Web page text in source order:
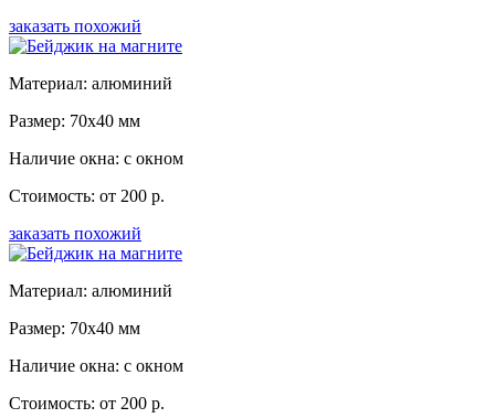
заказать похожий
Материал: алюминий
Размер: 70x40 мм
Наличие окна: с окном
Стоимость: от 200 р.
заказать похожий
Материал: алюминий
Размер: 70x40 мм
Наличие окна: с окном
Стоимость: от 200 р.